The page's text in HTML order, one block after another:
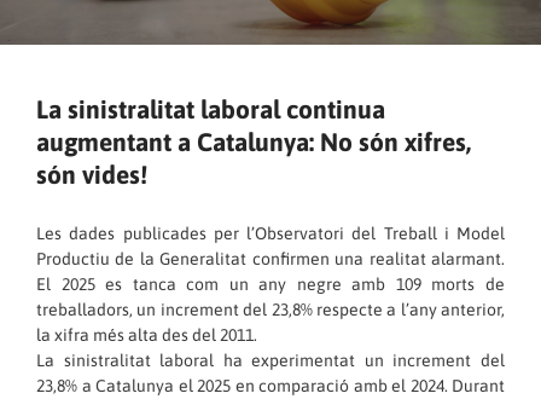
La sinistralitat laboral continua
augmentant a Catalunya: No són xifres,
són vides!
Les dades publicades per l’Observatori del Treball i Model
Productiu de la Generalitat confirmen una realitat alarmant.
El 2025 es tanca com un any negre amb 109 morts de
treballadors, un increment del 23,8% respecte a l’any anterior,
la xifra més alta des del 2011.
La sinistralitat laboral ha experimentat un increment del
23,8% a Catalunya el 2025 en comparació amb el 2024. Durant